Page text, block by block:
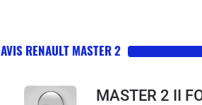
AVIS RENAULT MASTER 2
MASTER 2 II